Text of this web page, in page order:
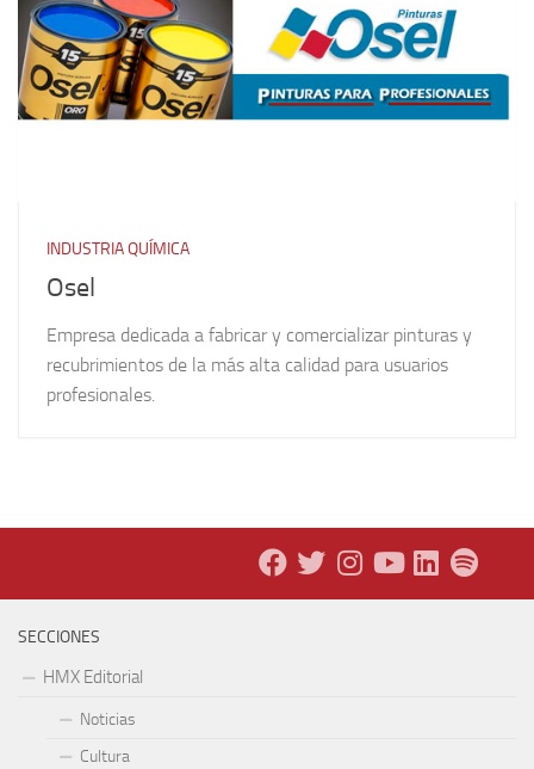
INDUSTRIA QUÍMICA
Osel
Empresa dedicada a fabricar y comercializar pinturas y
recubrimientos de la más alta calidad para usuarios
profesionales.
SECCIONES
HMX Editorial
Noticias
Cultura